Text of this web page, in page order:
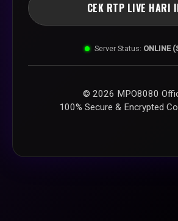
CEK RTP LIVE HARI
Server Status: ONLINE
© 2026 MPO8080
100% Secure & Encrypted